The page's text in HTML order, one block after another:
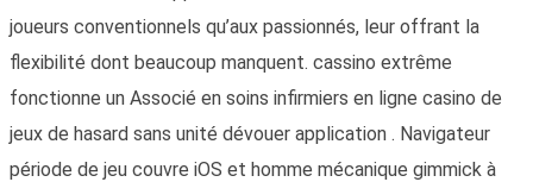
joueurs conventionnels qu’aux passionnés, leur offrant la
flexibilité dont beaucoup manquent. cassino extrême
fonctionne un Associé en soins infirmiers en ligne casino de
jeux de hasard sans unité dévouer application . Navigateur
période de jeu couvre iOS et homme mécanique gimmick à